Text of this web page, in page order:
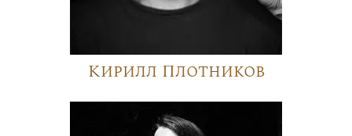
Кирилл Плотников